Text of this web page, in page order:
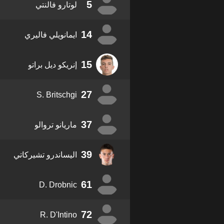
5 لوتارو فالنتي
14 ايمانويلي فاليري
15 إنريكو ديل براتو
27
S. Britschgi
37 ماريانو تروالو
39 اليساندرو تشيركاتي
61
D. Drobnic
72
R. D'Intino